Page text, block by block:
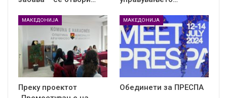
МАКЕДОНИЈА
Преку проектот
МАКЕДОНИЈА
Обединети за ПРЕСПА